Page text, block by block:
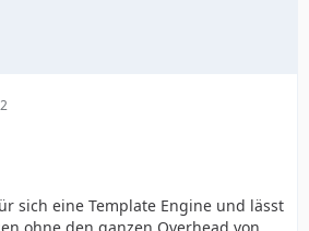
sich eine Template Engine und lässt
ohne den ganzen Overhead von